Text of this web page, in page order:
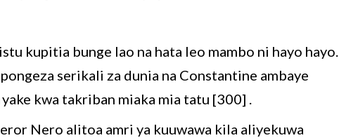
kupitia bunge lao na hata leo mambo ni hayo hayo.
serikali za dunia na Constantine ambaye
kwa takriban miaka mia tatu [300] .
Nero alitoa amri ya kuuwawa kila aliyekuwa